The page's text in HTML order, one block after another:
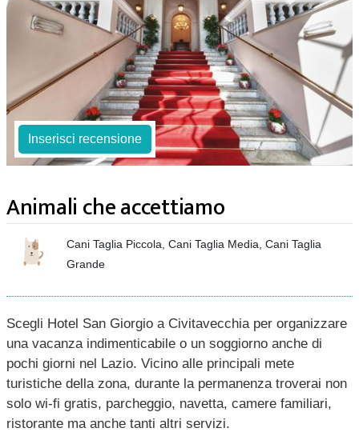
Inserisci recensione
Animali che accettiamo
Cani Taglia Piccola, Cani Taglia Media, Cani Taglia
Grande
Scegli Hotel San Giorgio a Civitavecchia per organizzare
una vacanza indimenticabile o un soggiorno anche di
pochi giorni nel Lazio. Vicino alle principali mete
turistiche della zona, durante la permanenza troverai non
solo wi-fi gratis, parcheggio, navetta, camere familiari,
ristorante ma anche tanti altri servizi.